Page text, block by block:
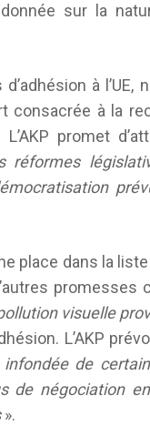
sur la
à l’UE,
consacrée à la
promet
réformes
place dans la
promesses
visuelle
L’AKP
de
de négociation
».